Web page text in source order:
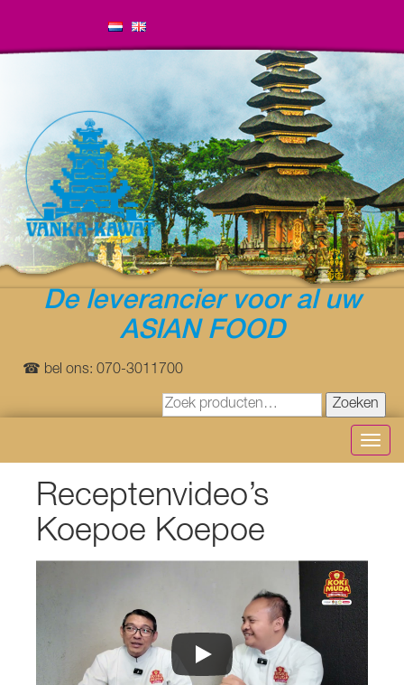
De leverancier voor al uw
ASIAN FOOD
☎ bel ons: 070-3011700
Zoeken
Receptenvideo’s
Koepoe Koepoe